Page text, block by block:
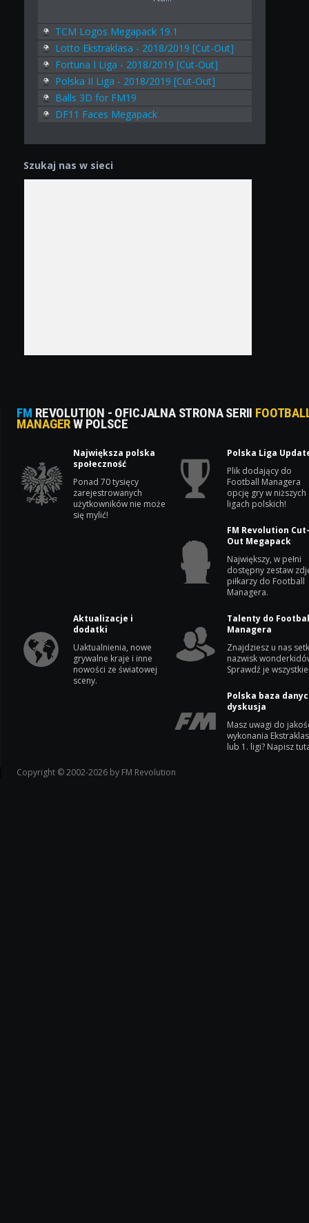
TCM Logos Megapack 19.1
Lotto Ekstraklasa - 2018/2019 [Cut-Out]
Fortuna I Liga - 2018/2019 [Cut-Out]
Polska II Liga - 2018/2019 [Cut-Out]
Balls 3D for FM19
DF11 Faces Megapack
Szukaj nas w sieci
FM REVOLUTION - OFICJALNA STRONA SERII
MANAGERW POLSCE
Największa polska
społeczność
Ponad 70 tysięcy
zarejestrowanych
użytkowników nie może
się mylić!
Polska Liga
Plik dodający do
Football Managera
opcję gry w niższych
ligach polskich!
FM Revolution
Out Megapack
Największy, w pełni
dostępny zestaw
piłkarzy do Football
Managera.
Aktualizacje i
dodatki
Uaktualnienia, nowe
grywalne kraje i inne
nowości ze światowej
sceny.
Talenty do
Managera
Znajdziesz u nas
nazwisk
Sprawdź je
Polska baza
dyskusja
Masz uwagi do
wykonania
lub 1. ligi? Napisz
Copyright © 2002-2026 by FM Revolution